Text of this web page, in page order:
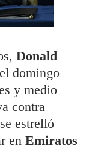
Donald
domingo
y medio
contra
estrelló
en Emiratos